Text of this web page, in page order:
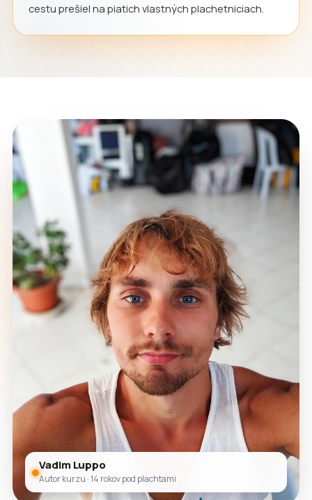
cestu prešiel na piatich vlastných plachetniciach.
Vadim Luppo
Autor kurzu · 14 rokov pod plachtami